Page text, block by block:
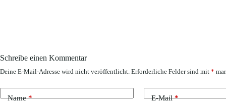
Schreibe einen Kommentar
Deine E-Mail-Adresse wird nicht veröffentlicht. Erforderliche Felder sind mit *
Name* E-Mail*